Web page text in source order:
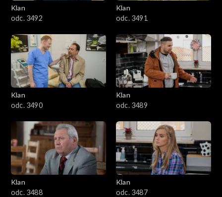
3001–3100
2901–3000
2801–2900
2701–2800
2501–2600
2401–2500
2301–2400
Klan
odc. 3492
Klan
odc. 3491
Klan
odc. 3490
Klan
odc. 3489
Klan
odc. 3488
Klan
odc. 3487